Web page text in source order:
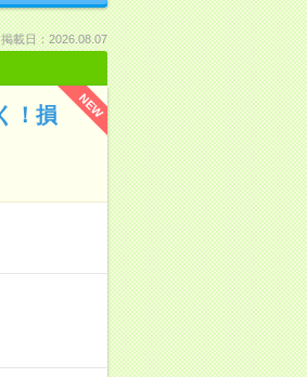
掲載日：2026.08.07
NEW
！損